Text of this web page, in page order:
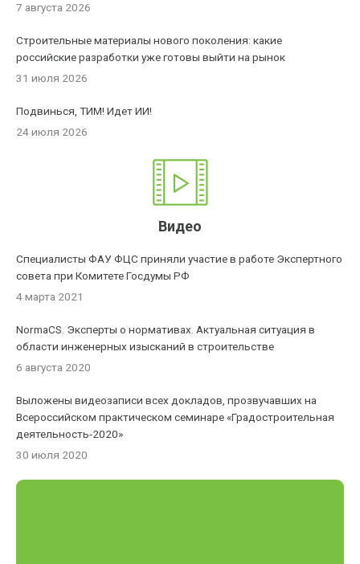
7 августа 2026
Строительные материалы нового поколения: какие
российские разработки уже готовы выйти на рынок
31 июля 2026
Подвинься, ТИМ! Идет ИИ!
24 июля 2026
Видео
Специалисты ФАУ ФЦС приняли участие в работе Экспертного
совета при Комитете Госдумы РФ
4 марта 2021
NormaCS. Эксперты о нормативах. Актуальная ситуация в
области инженерных изысканий в строительстве
6 августа 2020
Выложены видеозаписи всех докладов, прозвучавших на
Всероссийском практическом семинаре «Градостроительная
деятельность-2020»
30 июля 2020